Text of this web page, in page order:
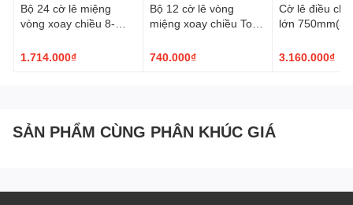
Bộ 24 cờ lê miệng
vòng xoay chiều 8-
THT103RK246
1.714.000₫
Bộ 12 cờ lê vòng
miệng xoay chiều Total
740.000₫
Cờ lê điều
lớn
3.160.000₫
SẢN PHẨM CÙNG PHÂN KHÚC GIÁ